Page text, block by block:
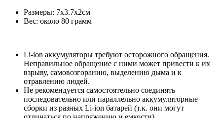
Размеры: 7х3.7х2см
Вес: около 80 грамм
Li-ion аккумуляторы требуют осторожного обращения.
Неправильное обращение с ними может привести к их
взрыву, самовозгоранию, выделению дыма и к
отравлению людей.
Не рекомендуется самостоятельно соединять
последовательно или параллельно аккумуляторные
сборки из разных Li-ion батарей (т.к. они могут